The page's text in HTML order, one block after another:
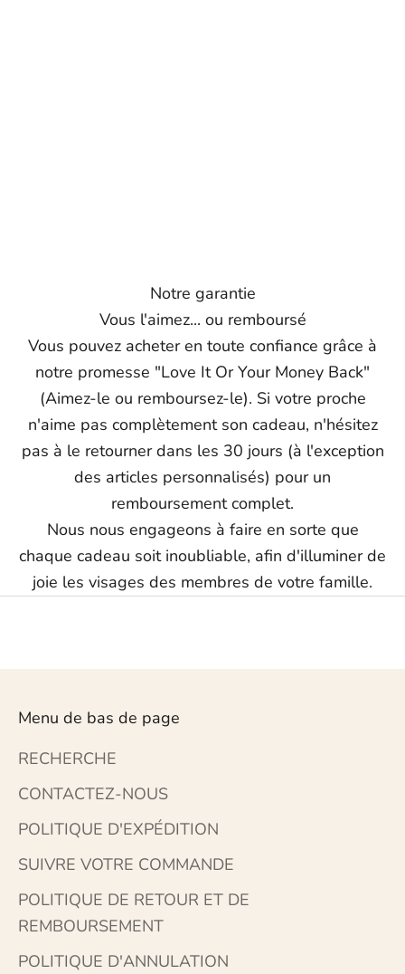
Notre garantie
Vous l'aimez... ou remboursé
Vous pouvez acheter en toute confiance grâce à
notre promesse "Love It Or Your Money Back"
(Aimez-le ou remboursez-le). Si votre proche
n'aime pas complètement son cadeau, n'hésitez
pas à le retourner dans les 30 jours (à l'exception
des articles personnalisés) pour un
remboursement complet.
Nous nous engageons à faire en sorte que
chaque cadeau soit inoubliable, afin d'illuminer de
joie les visages des membres de votre famille.
Menu de bas de page
RECHERCHE
CONTACTEZ-NOUS
POLITIQUE D'EXPÉDITION
SUIVRE VOTRE COMMANDE
POLITIQUE DE RETOUR ET DE
REMBOURSEMENT
POLITIQUE D'ANNULATION